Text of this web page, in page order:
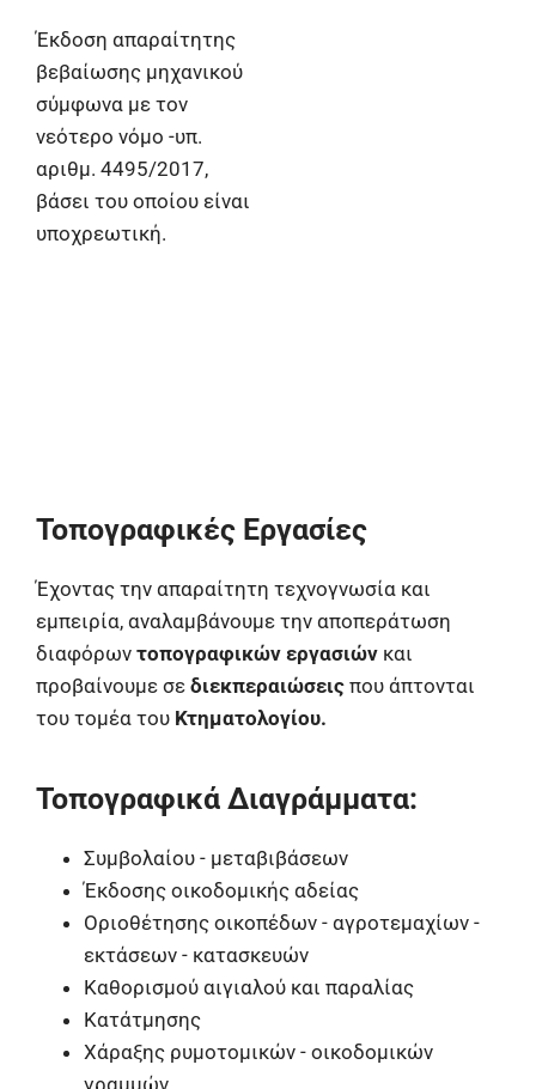
Έκδοση απαραίτητης
βεβαίωσης μηχανικού
σύμφωνα με τον
νεότερο νόμο -υπ.
αριθμ. 4495/2017,
βάσει του οποίου είναι
υποχρεωτική.
Τοπογραφικές Εργασίες
Έχοντας την απαραίτητη τεχνογνωσία και
εμπειρία, αναλαμβάνουμε την αποπεράτωση
διαφόρων τοπογραφικών εργασιών και
προβαίνουμε σε διεκπεραιώσεις που άπτονται
του τομέα του Κτηματολογίου.
Τοπογραφικά Διαγράμματα:
Συμβολαίου - μεταβιβάσεων
Έκδοσης οικοδομικής αδείας
Οριοθέτησης οικοπέδων - αγροτεμαχίων -
εκτάσεων - κατασκευών
Καθορισμού αιγιαλού και παραλίας
Κατάτμησης
Χάραξης ρυμοτομικών - οικοδομικών